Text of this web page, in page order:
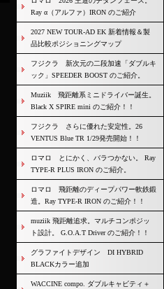
Ray α（アルファ）IRON のご紹介
2027 NEW TOUR-AD EK 新着情報＆製
品比較ポジショニングマップ
フジクラ 新次元の二段加速「ダブルキ
ック」SPEEDER BOOST のご紹介。
Muziik 飛距離系ミニドライバー誕生。
Black X SPIRE mini のご紹介！！
フジクラ さらに優れた安定性。26
VENTUS Blue TR 1/29発売開始！！
ロマロ とにかく、バラつかない。 Ray
TYPE-R PLUS IRON のご紹介。
ロマロ 飛距離のディープパワー軟鉄鍛
造。Ray TYPE-R IRON のご紹介！！
muziik 飛距離追求。マルチコンポジッ
ト設計。 G.O.A.T Driver のご紹介！！
グラファイトデザイン DI HYBRID
BLACKカラー追加
WACCINE compo. ダブルキャビティ＋